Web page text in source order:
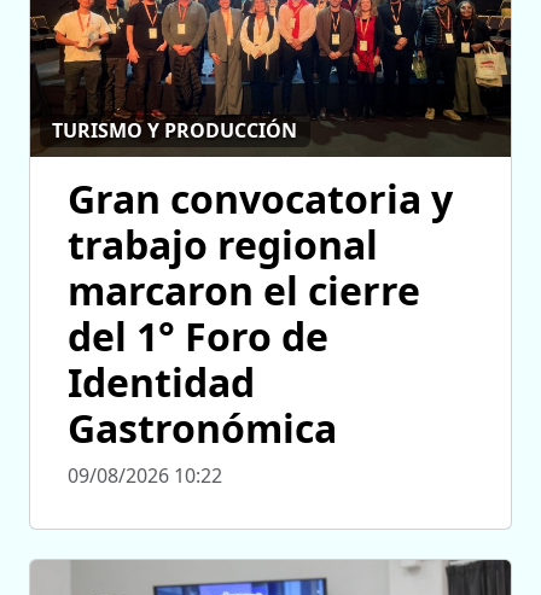
TURISMO Y PRODUCCIÓN
Gran convocatoria y
trabajo regional
marcaron el cierre
del 1° Foro de
Identidad
Gastronómica
09/08/2026 10:22